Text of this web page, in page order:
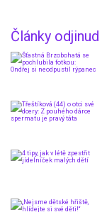
Články odjinud